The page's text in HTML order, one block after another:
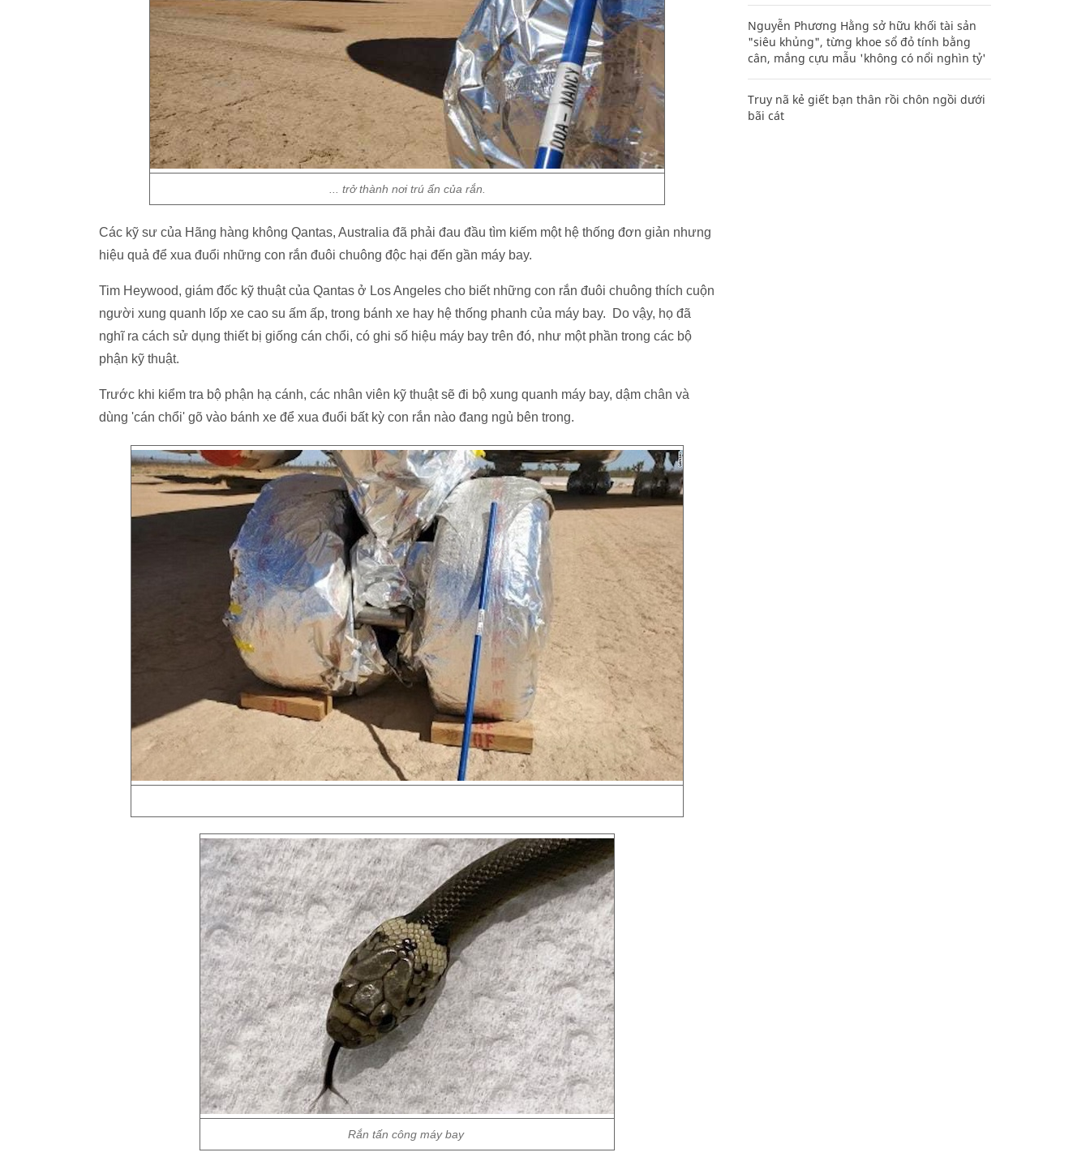
... trở thành nơi trú ẩn của rắn.
Các kỹ sư của Hãng hàng không Qantas, Australia đã phải đau đầu tìm kiếm một hệ thống đơn giản nhưng
hiệu quả để xua đuổi những con rắn đuôi chuông độc hại đến gần máy bay.
Tim Heywood, giám đốc kỹ thuật của Qantas ở Los Angeles cho biết những con rắn đuôi chuông thích cuộn
người xung quanh lốp xe cao su ấm ấp, trong bánh xe hay hệ thống phanh của máy bay. Do vậy, họ đã
nghĩ ra cách sử dụng thiết bị giống cán chổi, có ghi số hiệu máy bay trên đó, như một phần trong các bộ
phận kỹ thuật.
Trước khi kiểm tra bộ phận hạ cánh, các nhân viên kỹ thuật sẽ đi bộ xung quanh máy bay, dậm chân và
dùng 'cán chổi' gõ vào bánh xe để xua đuổi bất kỳ con rắn nào đang ngủ bên trong.
Rắn tấn công máy bay
Nguyễn Phương Hằng sở hữu khối tài sản
"siêu khủng", từng khoe sổ đỏ tính bằng
cân, mắng cựu mẫu 'không có nổi nghìn tỷ'
Truy nã kẻ giết bạn thân rồi chôn ngồi dưới
bãi cát